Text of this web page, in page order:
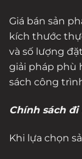
Giá bán sản
kích thước
và số lượng
giải pháp phù
sách công
Chính sách đi
Khi lựa chọn